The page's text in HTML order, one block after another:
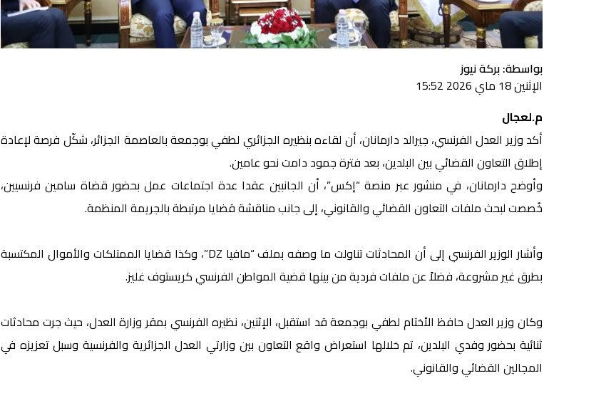
بواسطة: بركة نيوز
الإثنين 18 ماي 2026 15:52
م.لعجال
أكد وزير العدل الفرنسي، جيرالد دارمانان، أن لقاءه بنظيره الجزائري لطفي بوجمعة بالعاصمة الجزائر، شكّل فرصة لإعادة
إطلاق التعاون القضائي بين البلدين، بعد فترة جمود دامت نحو عامين.
وأوضح دارمانان، في منشور عبر منصة “إكس”، أن الجانبين عقدا عدة اجتماعات عمل بحضور قضاة سامين فرنسيين،
خُصصت لبحث ملفات التعاون القضائي والقانوني، إلى جانب مناقشة قضايا مرتبطة بالجريمة المنظمة.
وأشار الوزير الفرنسي إلى أن المحادثات تناولت ما وصفه بملف “مافيا DZ”، وكذا قضايا الممتلكات والأموال المكتسبة
بطرق غير مشروعة، فضلاً عن ملفات فردية من بينها قضية المواطن الفرنسي كريستوف غليز.
وكان وزير العدل حافظ الأختام لطفي بوجمعة قد استقبل، الإثنين، نظيره الفرنسي بمقر وزارة العدل، حيث جرت محادثات
ثنائية بحضور وفدي البلدين، تم خلالها استعراض واقع التعاون بين وزارتي العدل الجزائرية والفرنسية وسبل تعزيزه في
المجالين القضائي والقانوني.